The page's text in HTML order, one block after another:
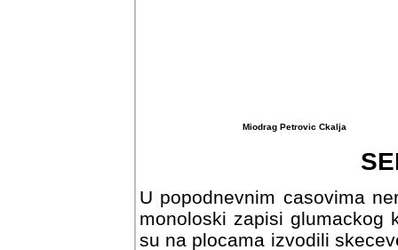
Miodrag Petrovic Ckalja
U popodnevnim casovima
monoloski zapisi glumackog
su na plocama izvodili